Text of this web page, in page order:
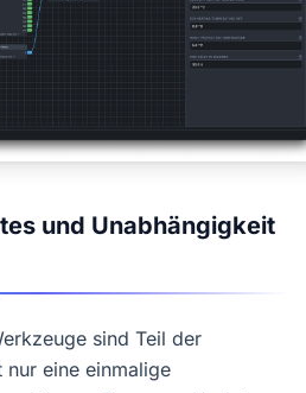
und Unabhängigkeit
sind Teil der
nur eine einmalige